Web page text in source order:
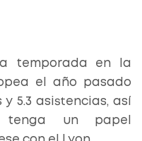
temporada en la
el año pasado
5.3 asistencias, así
un papel